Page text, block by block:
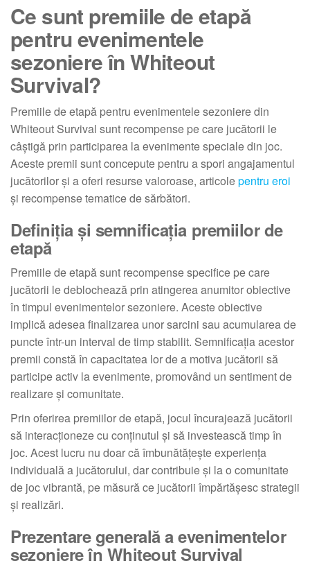
Ce sunt premiile de etapă
pentru evenimentele
sezoniere în Whiteout
Survival?
Premiile de etapă pentru evenimentele sezoniere din
Whiteout Survival sunt recompense pe care jucătorii le
câștigă prin participarea la evenimente speciale din joc.
Aceste premii sunt concepute pentru a spori angajamentul
jucătorilor și a oferi resurse valoroase, articolepentru eroi
și recompense tematice de sărbători.
Definiția și semnificația premiilor de
etapă
Premiile de etapă sunt recompense specifice pe care
jucătorii le deblochează prin atingerea anumitor obiective
în timpul evenimentelor sezoniere. Aceste obiective
implică adesea finalizarea unor sarcini sau acumularea de
puncte într-un interval de timp stabilit. Semnificația acestor
premii constă în capacitatea lor de a motiva jucătorii să
participe activ la evenimente, promovând un sentiment de
realizare și comunitate.
Prin oferirea premiilor de etapă, jocul încurajează jucătorii
să interacționeze cu conținutul și să investească timp în
joc. Acest lucru nu doar că îmbunătățește experiența
individuală a jucătorului, dar contribuie și la o comunitate
de joc vibrantă, pe măsură ce jucătorii împărtășesc strategii
și realizări.
Prezentare generală a evenimentelor
sezoniere în Whiteout Survival